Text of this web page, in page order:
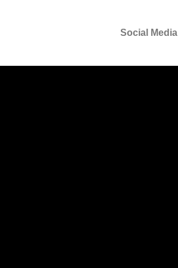
Social Media